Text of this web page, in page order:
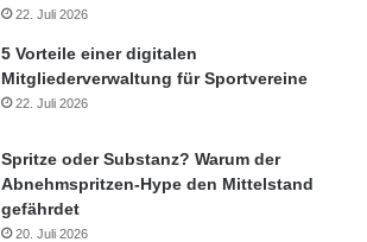
22. Juli 2026
5 Vorteile einer digitalen
Mitgliederverwaltung für Sportvereine
22. Juli 2026
Spritze oder Substanz? Warum der
Abnehmspritzen-Hype den Mittelstand
gefährdet
20. Juli 2026